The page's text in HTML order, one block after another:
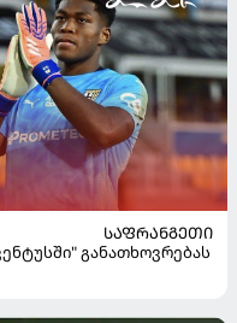
ᲡᲐᲤᲠᲐᲜᲒᲔᲗᲘ
განათხოვრებას